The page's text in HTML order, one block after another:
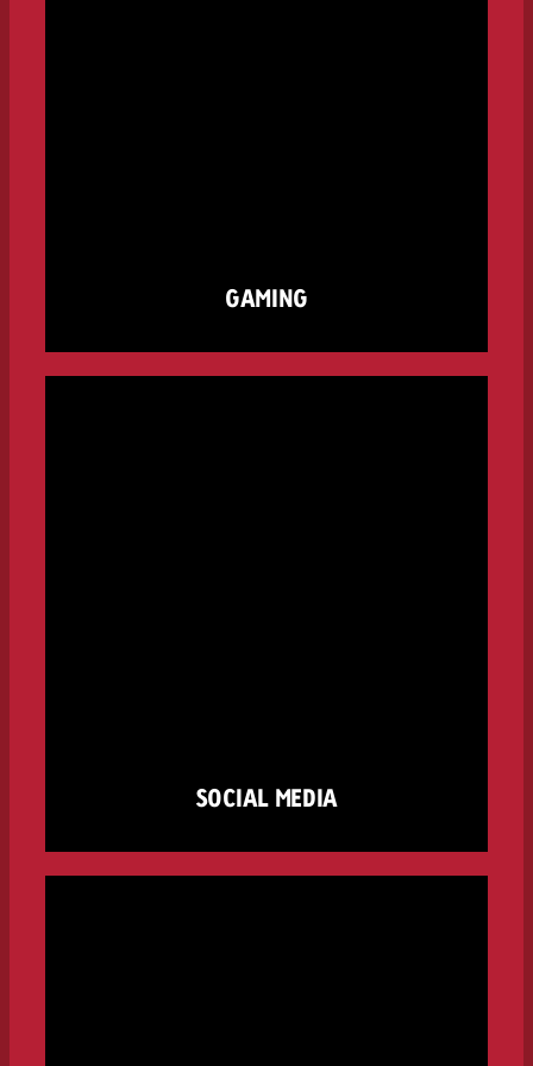
GAMING
SOCIAL MEDIA